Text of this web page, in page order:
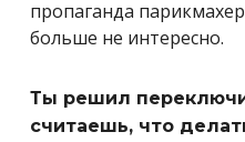
пропаганда
больше не интересно.
Ты решил
считаешь, что